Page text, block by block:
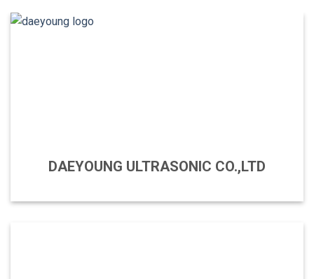
DAEYOUNG ULTRASONIC CO.,LTD